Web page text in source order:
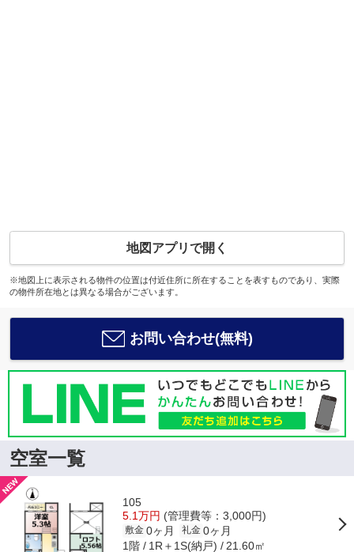
地図アプリで開く
※地図上に表示される物件の位置は付近住所に所在することを表すものであり、実際
の物件所在地とは異なる場合がございます。
お問い合わせ(無料)
空室一覧
105
5.1万円 (管理費等：3,000円)
敷金 0ヶ月 礼金 0ヶ月
1階 1R＋1S(納戸) 21.60㎡